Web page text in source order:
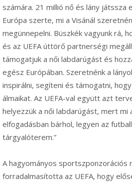
számára. 21 millió nő és lány
Európa szerte, mi a Visánál
megünnepelni. Büszkék vagyunk rá,
és az UEFA úttörő partnerségi
támogatjuk a női labdarúgást és
egész Európában. Szeretnénk a
inspirálni, segíteni és támogatni,
álmaikat. Az UEFA-val együtt azt
helyezzük a női labdarúgást, mert mi
elfogadásban bárhol, legyen az
tárgyalóterem.”
A hagyományos sportszponzorációs
forradalmasította az UEFA, hogy